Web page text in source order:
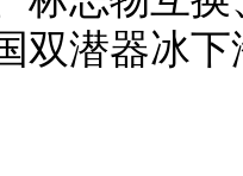
双潜器冰